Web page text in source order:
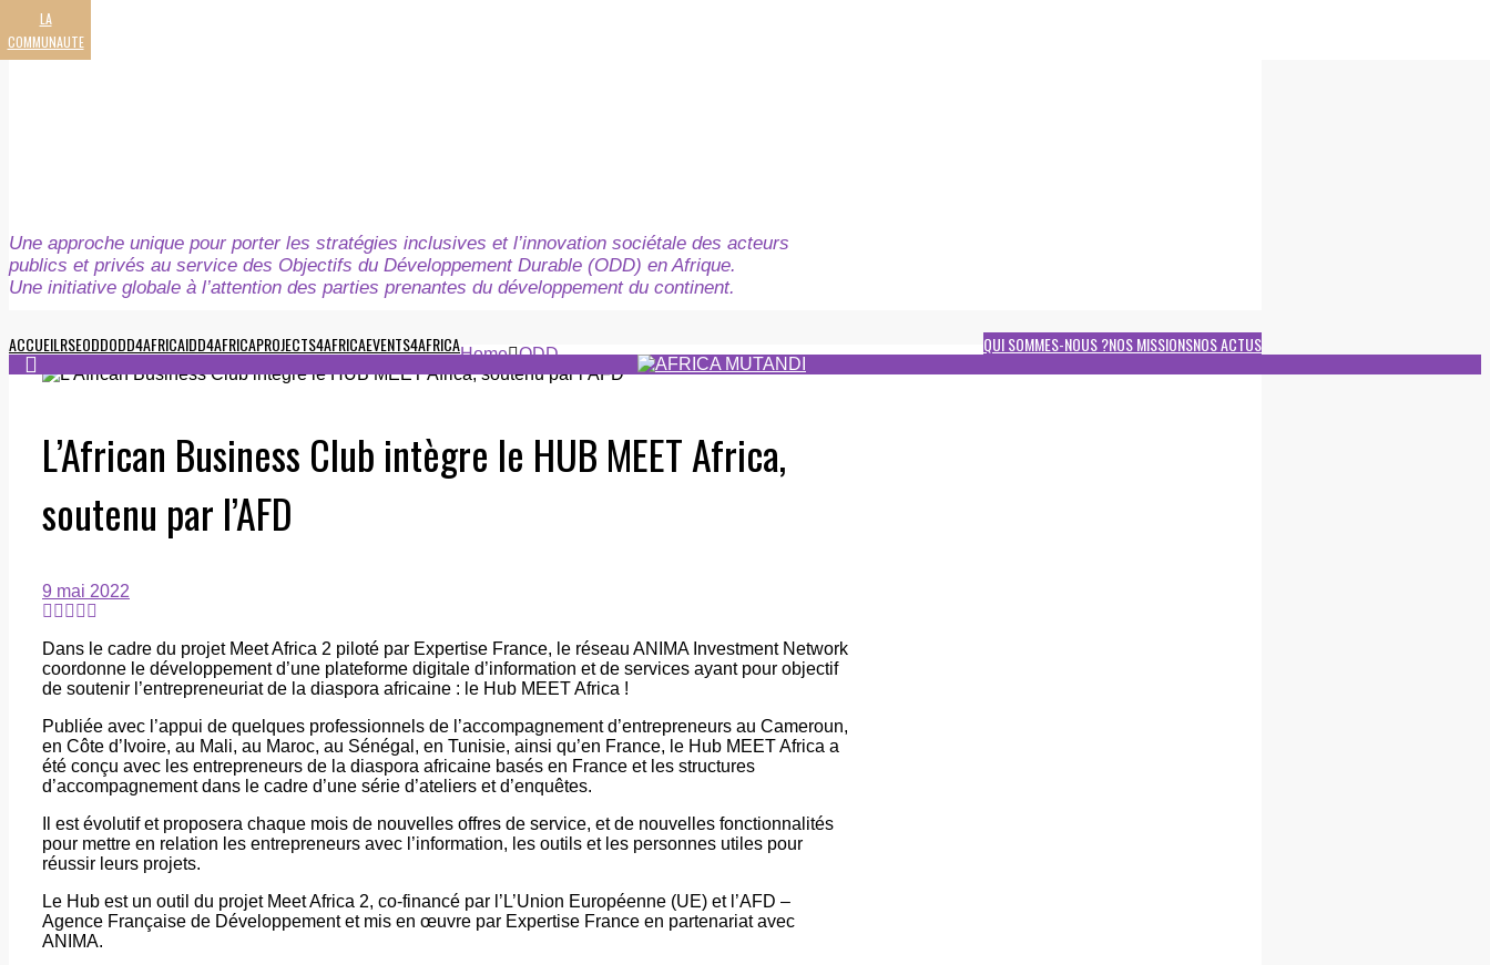
LA
COMMUNAUTE
Une approche unique pour porter les stratégies inclusives et l’innovation sociétale des acteurs
publics et privés au service des Objectifs du Développement Durable (ODD) en Afrique.
Une initiative globale à l’attention des parties prenantes du développement du continent.
ACCUEILRSEODDODD4AFRICAIDD4AFRICAPROJECTS4AFRICAEVENTS4AFRICA NOS ACTUS
NOS MISSIONS
QUI SOMMES-NOUS ?
Home ODD
L’African Business Club intègre le HUB MEET Africa,
soutenu par l’AFD
9 mai 2022
Dans le cadre du projet Meet Africa 2 piloté par Expertise France, le réseau ANIMA Investment Network
coordonne le développement d’une plateforme digitale d’information et de services ayant pour objectif
de soutenir l’entrepreneuriat de la diaspora africaine : le Hub MEET Africa !
Publiée avec l’appui de quelques professionnels de l’accompagnement d’entrepreneurs au Cameroun,
en Côte d’Ivoire, au Mali, au Maroc, au Sénégal, en Tunisie, ainsi qu’en France, le Hub MEET Africa a
été conçu avec les entrepreneurs de la diaspora africaine basés en France et les structures
d’accompagnement dans le cadre d’une série d’ateliers et d’enquêtes.
Il est évolutif et proposera chaque mois de nouvelles offres de service, et de nouvelles fonctionnalités
pour mettre en relation les entrepreneurs avec l’information, les outils et les personnes utiles pour
réussir leurs projets.
Le Hub est un outil du projet Meet Africa 2, co-financé par l’L’Union Européenne (UE) et l’AFD –
Agence Française de Développement et mis en œuvre par Expertise France en partenariat avec
ANIMA.